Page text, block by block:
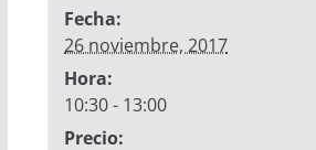
Fecha:
26 noviembre, 2017
Hora:
10:30 - 13:00
Precio: